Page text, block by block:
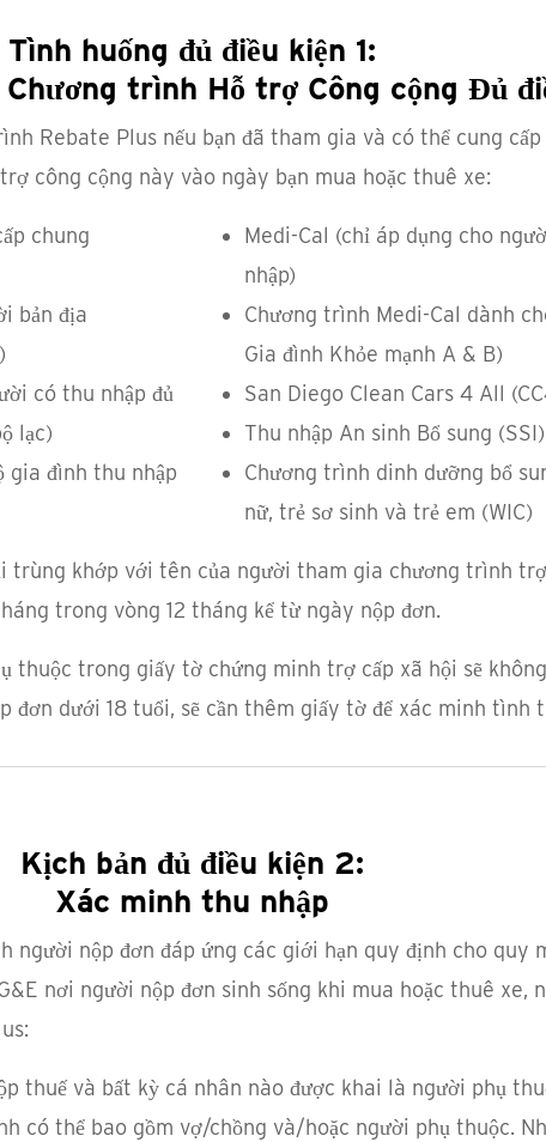
Tình huống đủ điều kiện 1:
trình Hỗ trợ Công cộng Đủ
Rebate Plus nếu bạn đã tham gia và có thể cung
công cộng này vào ngày bạn mua hoặc thuê xe:
chung
bản địa
có thu nhập đủ
lạc)
gia đình thu nhập
Medi-Cal (chỉ áp dụng cho
nhập)
Chương trình Medi-Cal dành
Gia đình Khỏe mạnh A & B)
San Diego Clean Cars 4 All
Thu nhập An sinh Bổ sung (SSI)
Chương trình dinh dưỡng bổ
nữ, trẻ sơ sinh và trẻ em (WIC)
trùng khớp với tên của người tham gia chương trình
trong vòng 12 tháng kể từ ngày nộp đơn.
thuộc trong giấy tờ chứng minh trợ cấp xã hội sẽ
đơn dưới 18 tuổi, sẽ cần thêm giấy tờ để xác minh tình
Kịch bản đủ điều kiện 2:
Xác minh thu nhập
người nộp đơn đáp ứng các giới hạn quy định cho quy
nơi người nộp đơn sinh sống khi mua hoặc thuê xe,
thuế và bất kỳ cá nhân nào được khai là người phụ
có thể bao gồm vợ/chồng và/hoặc người phụ thuộc.